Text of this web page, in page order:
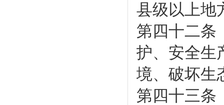
县级以上地
第四十二
护、安全生
境、破坏生
第四十三